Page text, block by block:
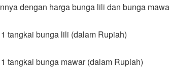
dengan harga bunga lili dan bunga
tangkai bunga lili (dalam Rupiah)
tangkai bunga mawar (dalam Rupiah)